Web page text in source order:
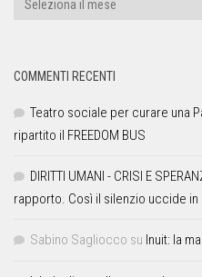
COMMENTI RECENTI
Teatro sociale per curare una
ripartito il FREEDOM BUS
DIRITTI UMANI - CRISI E
rapporto. Così il silenzio uccide in
Sabino Sagliocco su Inuit: la